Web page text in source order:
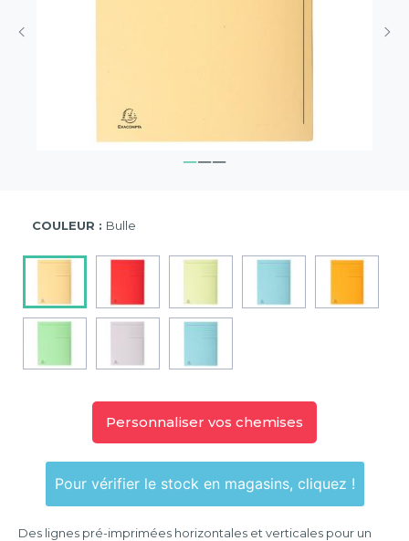
COULEUR : Bulle
Personnaliser vos chemises
Pour vérifier le stock en magasins, cliquez !
Des lignes pré-imprimées horizontales et verticales pour un